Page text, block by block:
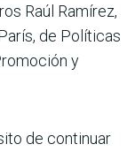
Raúl Ramírez,
de Políticas
y
de continuar